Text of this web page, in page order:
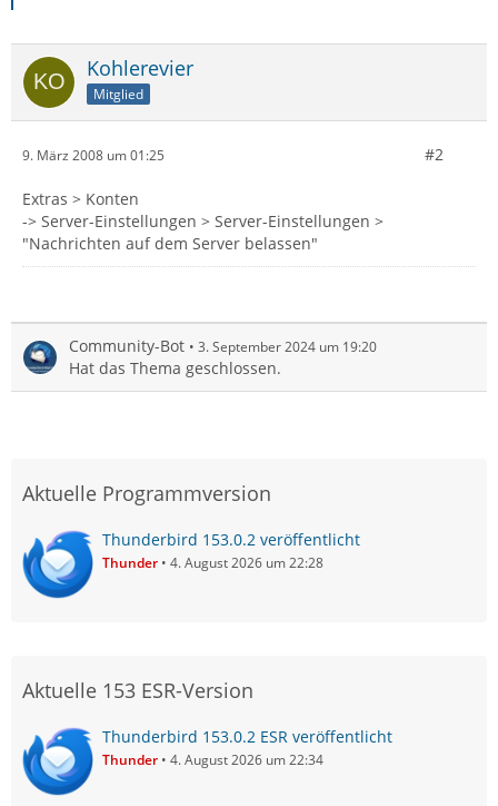
Kohlerevier
Mitglied
9. März 2008 um 01:25 #2
Extras > Konten
-> Server-Einstellungen > Server-Einstellungen >
"Nachrichten auf dem Server belassen"
Community-Bot 3. September 2024 um 19:20
Hat das Thema geschlossen.
Aktuelle Programmversion
Thunderbird 153.0.2 veröffentlicht
Thunder 4. August 2026 um 22:28
Aktuelle 153 ESR-Version
Thunderbird 153.0.2 ESR veröffentlicht
Thunder 4. August 2026 um 22:34